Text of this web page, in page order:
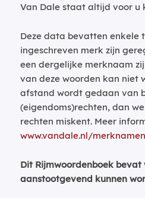
Van Dale staat altijd voor u
Deze data bevatten enkele
ingeschreven merk zijn
een dergelijke merknaam
van deze woorden kan niet
afstand wordt gedaan van
(eigendoms)rechten, dan
rechten miskent. Meer
www.vandale.nl/merknamen
Dit Rijmwoordenboek bevat
aanstootgevend kunnen